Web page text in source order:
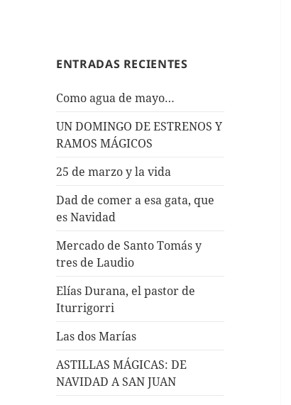
ENTRADAS RECIENTES
Como agua de mayo…
UN DOMINGO DE ESTRENOS Y
RAMOS MÁGICOS
25 de marzo y la vida
Dad de comer a esa gata, que
es Navidad
Mercado de Santo Tomás y
tres de Laudio
Elías Durana, el pastor de
Iturrigorri
Las dos Marías
ASTILLAS MÁGICAS: DE
NAVIDAD A SAN JUAN